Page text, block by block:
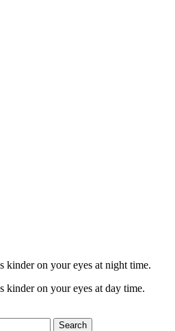
kinder on your eyes at night time.
kinder on your eyes at day time.
Search